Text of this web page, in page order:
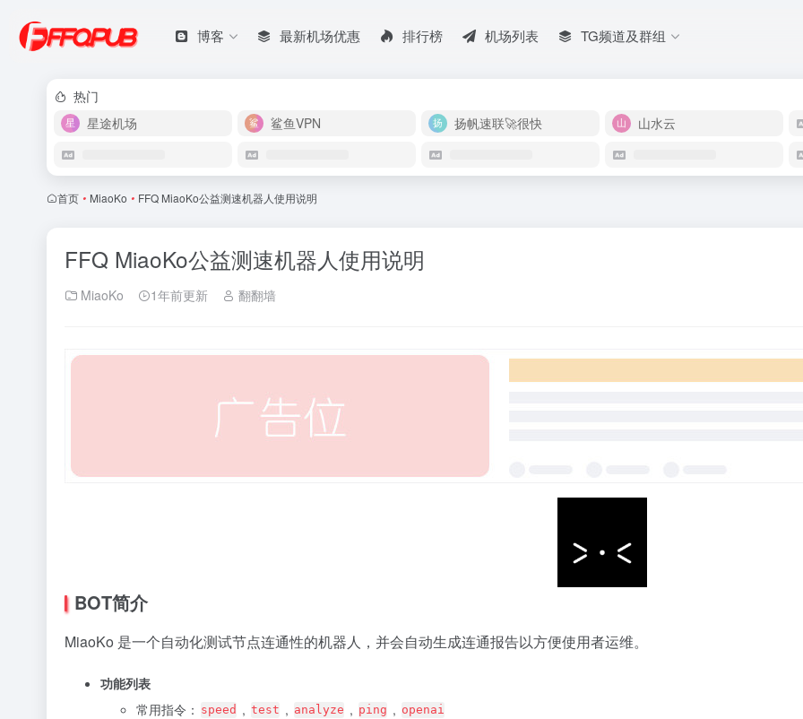
博客 最新机场优惠 排行榜 机场列表 TG频道及群组
热门
星途机场
鲨鱼VPN 扬帆速联🚀很快 山水云
首页 • MiaoKo • FFQ MiaoKo公益测速机器人使用说明
FFQ MiaoKo公益测速机器人使用说明
MiaoKo 1年前更新 翻翻墙
BOT简介
MiaoKo 是一个自动化测试节点连通性的机器人，并会自动生成连通报告以方便使用者运维。
功能列表
常用指令： speed , test , analyze , ping , openai